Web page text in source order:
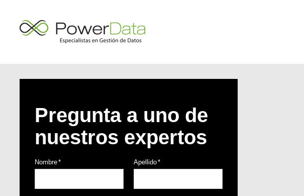
Pregunta a uno de
nuestros expertos
Nombre* Apellido*